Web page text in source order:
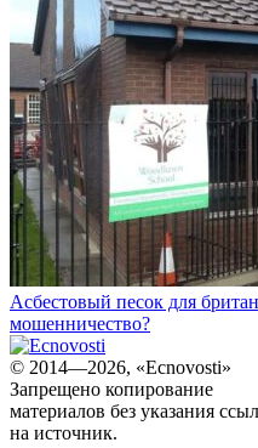
Асбестовый песок для
мошенничество?
© 2014—2026, «Ecnovosti»
Запрещено копирование
материалов без указания
на источник.